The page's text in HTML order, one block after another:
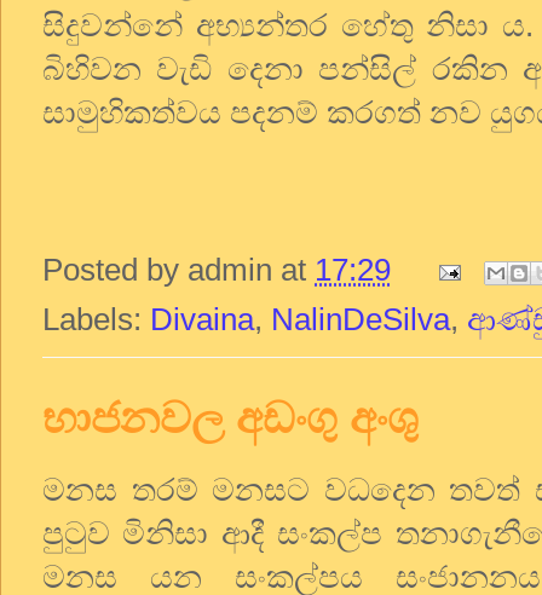
සිදුවන්නේ අභ්‍යන්තර හේතු නිසා
බිහිවන වැඩි දෙනා පන්සිල් රකින
සාමුහිකත්වය පදනම් කරගත් නව
Posted by admin at 17:29
Labels: Divaina, NalinDeSilva,
භාජනවල අඩංගු අංශු
මනස තරම් මනසට වධදෙන තවත්
පුටුව මිනිසා ආදී සංකල්ප
මනස යන සංකල්පය